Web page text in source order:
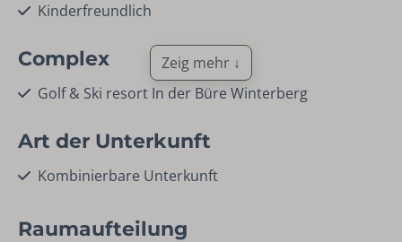
Kinderfreundlich
Complex
Golf & Ski resort In der Büre Winterberg
Art der Unterkunft
Kombinierbare Unterkunft
Kind
Zeig mehr ↓
Raumaufteilung